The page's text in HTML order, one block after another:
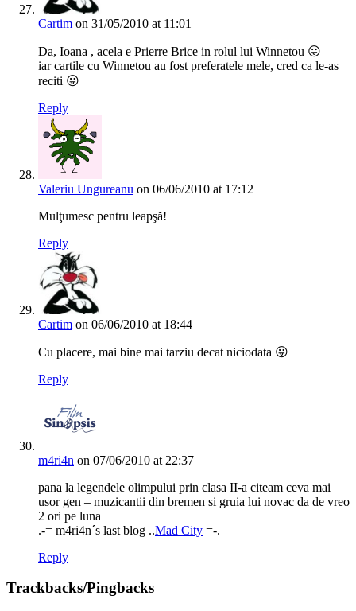
Cartim on 31/05/2010 at 11:01
Da, Ioana , acela e Prierre Brice in rolul lui Winnetou 😛
iar cartile cu Winnetou au fost preferatele mele, cred ca le-as
reciti 😛
Reply
Valeriu Ungureanu on 06/06/2010 at 17:12
Mulţumesc pentru leapşă!
Reply
Cartim on 06/06/2010 at 18:44
Cu placere, mai bine mai tarziu decat niciodata 😛
Reply
m4ri4n on 07/06/2010 at 22:37
pana la legendele olimpului prin clasa II-a citeam ceva mai
usor gen – muzicantii din bremen si gruia lui novac da de vreo
2 ori pe luna
.-= m4ri4n´s last blog ..Mad City =-.
Reply
Trackbacks/Pingbacks